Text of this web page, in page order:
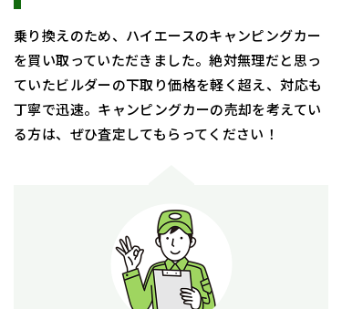
乗り換えのため、ハイエースのキャンピングカー
を買い取っていただきました。絶対無理だと思っ
ていたビルダーの下取り価格を軽く超え、対応も
丁寧で迅速。キャンピングカーの売却を考えてい
る方は、ぜひ査定してもらってください！